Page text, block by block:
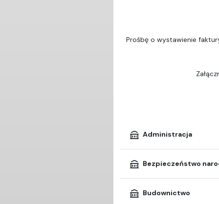
Prośbę o wystawienie
Administracja
Bezpieczeństwo
Budownictwo